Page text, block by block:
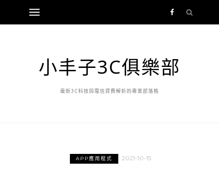
小丰子3C俱樂部
最新3C科技與電信資費解析的專業部落格
APP應用程式 2021-10-15